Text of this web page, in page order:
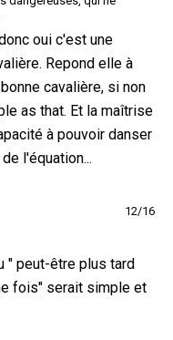
oui c'est une
Repond elle à
cavalière, si non
as that. Et la maîtrise
à pouvoir danser
l'équation...
12/16
" peut-être plus tard
fois" serait simple et